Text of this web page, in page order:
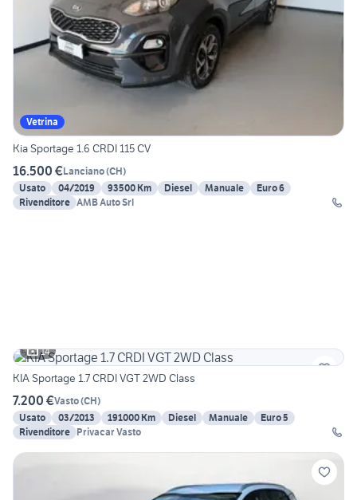
Vetrina
Kia Sportage 1.6 CRDI 115 CV
16.500 €Lanciano(CH)
Usato
04/2019 93500 Km Diesel Manuale
Euro 6
Rivenditore AMB Auto Srl
14
KIA Sportage 1.7 CRDI VGT 2WD Class
7.200 €Vasto(CH)
Usato
03/2013 191000 Km Diesel Manuale
Euro 5
Rivenditore Privacar Vasto